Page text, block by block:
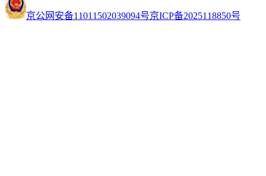
京公网安备11011502039094号京ICP备2025118850号